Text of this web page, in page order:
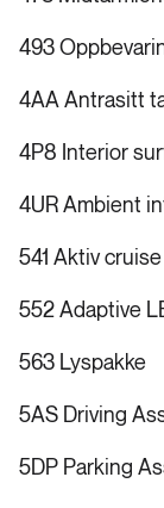
493
4AA Antrasitt
4P8 Interior
4UR Ambient
541 Aktiv
552 Adaptive
563 Lyspakke
5AS Driving
5DP Parking